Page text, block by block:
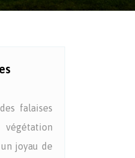
falaises
joyau de